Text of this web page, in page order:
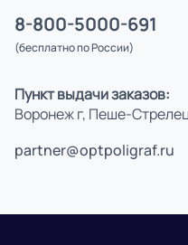
8-800-5000-691
(бесплатно по России)
Пункт выдачи заказов:
Воронеж г, Пеше-
partner@optpoligraf.ru